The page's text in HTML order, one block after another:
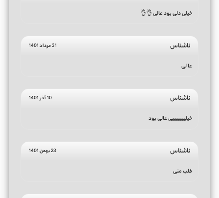
خیلی دلی بود عالی 👌👌
ناشناس 31 مرداد 1401
عا لی
ناشناس 10 آذر 1401
خیلیییییییی عالی بود
ناشناس 23 بهمن 1401
فلب منی